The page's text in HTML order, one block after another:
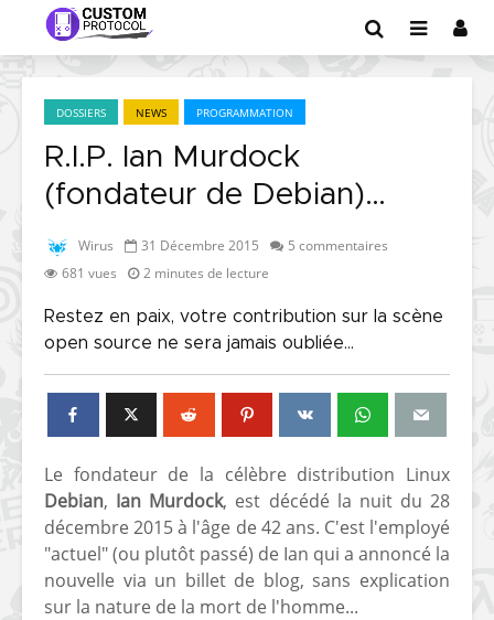
DOSSIERS NEWS PROGRAMMATION
R.I.P. Ian Murdock
(fondateur de Debian)…
Wirus 31 Décembre 2015
5 commentaires
681 vues
2 minutes de lecture
Restez en paix, votre contribution sur la scène
open source ne sera jamais oubliée...
Le fondateur de la célèbre distribution Linux
Debian, Ian Murdock, est décédé la nuit du 28
décembre 2015 à l'âge de 42 ans. C'est l'employé
"actuel" (ou plutôt passé) de Ian qui a annoncé la
nouvelle via un billet de blog, sans explication
sur la nature de la mort de l'homme...